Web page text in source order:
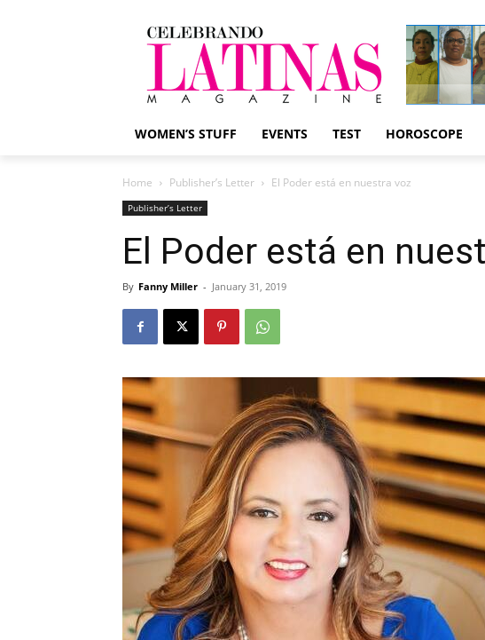
WOMEN’S STUFF EVENTS TEST HOROSCOPE
Home Publisher’s Letter El Poder está en nuestra voz
Publisher’s Letter
El Poder está en
By Fanny Miller - January 31, 2019